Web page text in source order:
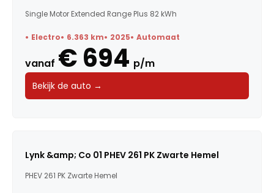
Single Motor Extended Range Plus 82 kWh
Electro 6.363 km 2025 Automaat
vanaf € 694 p/m
Bekijk de auto →
Lynk &amp; Co 01 PHEV 261 PK Zwarte Hemel
PHEV 261 PK Zwarte Hemel